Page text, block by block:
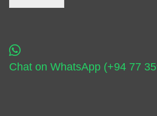
Chat on WhatsApp (+94 77